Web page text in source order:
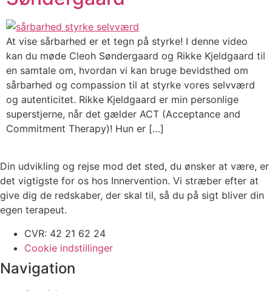
At vise sårbarhed er et tegn på styrke! I denne video
kan du møde Cleoh Søndergaard og Rikke Kjeldgaard til
en samtale om, hvordan vi kan bruge bevidsthed om
sårbarhed og compassion til at styrke vores selvværd
og autenticitet. Rikke Kjeldgaard er min personlige
superstjerne, når det gælder ACT (Acceptance and
Commitment Therapy)! Hun er […]
Din udvikling og rejse mod det sted, du ønsker at være, er
det vigtigste for os hos Innervention. Vi stræber efter at
give dig de redskaber, der skal til, så du på sigt bliver din
egen terapeut.
CVR: 42 21 62 24
Cookie indstillinger
Navigation